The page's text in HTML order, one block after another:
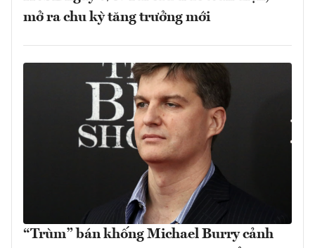
mở ra chu kỳ tăng trưởng mới
“Trùm” bán khống Michael Burry cảnh